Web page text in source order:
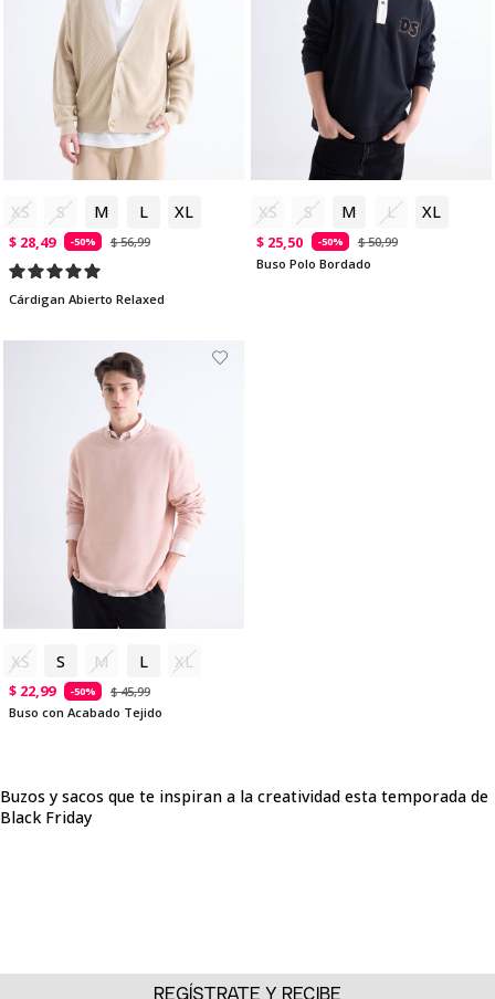
XS S M L XL
$ 28,49 -50% $ 56,99
Cárdigan Abierto Relaxed
XS S M L XL
$ 25,50 -50%
$ 50,99
Buso Polo Bordado
XS S M L XL
$ 22,99 -50%
$ 45,99
Buso con Acabado Tejido
Buzos y sacos que te inspiran a la creatividad esta temporada de
Black Friday
cuidadosamente curada de prendas que te permiten abrazar la
comodidad sin sacrificar tu lado más creativo. Con el lema "7 días
REGÍSTRATE Y RECIBE